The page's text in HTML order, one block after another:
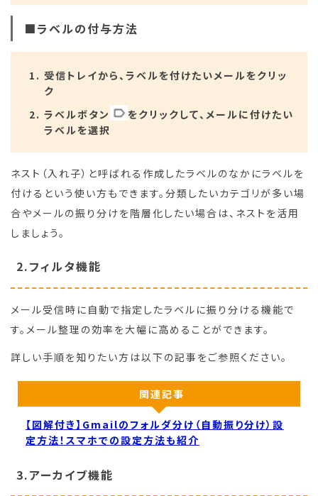
■ラベルの付与方法
受信トレイから、ラベルを付けたいメールをクリッ
ク
ラベルボタン
をクリックして、メールに付けたい
ラベルを選択
ネスト（入れ子）と呼ばれる作成したラベルのなかにラベルを
付けるという使い方もできます。分類したいカテゴリが多い場
合やメールの振り分けを階層化したい場合は、ネストを活用
しましょう。
2.フィルタ機能
メール受信時に自動で指定したラベルに振り分ける機能で
す。メール整理の効率を大幅に高めることができます。
詳しい手順を知りたい方は以下の記事をご参照ください。
関連記事
【図解付き】Gmailのフォルダ分け（自動振り分け）設
定方法！スマホでの設定方法も紹介
3.アーカイブ機能